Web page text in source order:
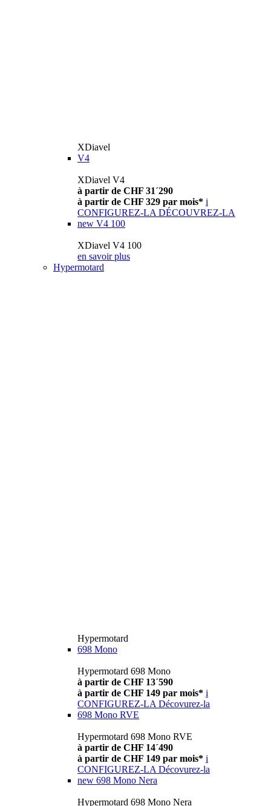
XDiavel
V4
XDiavel V4
à partir de CHF 31´290
à partir de CHF 329 par mois* i
CONFIGUREZ-LA DÉCOUVREZ-LA
new V4 100
XDiavel V4 100
en savoir plus
Hypermotard
Hypermotard
698 Mono
Hypermotard 698 Mono
à partir de CHF 13´590
à partir de CHF 149 par mois* i
CONFIGUREZ-LA Décovurez-la
698 Mono RVE
Hypermotard 698 Mono RVE
à partir de CHF 14´490
à partir de CHF 149 par mois* i
CONFIGUREZ-LA Décovurez-la
new 698 Mono Nera
Hypermotard 698 Mono Nera